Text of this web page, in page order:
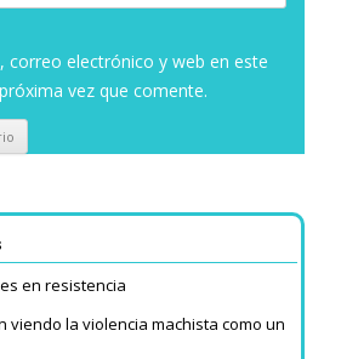
correo electrónico y web en este
vez que comente.
en resistencia
viendo la violencia machista como un